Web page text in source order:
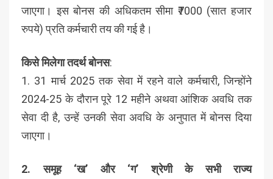
जाएगा। इस बोनस की अधिकतम सीमा ₹7000 (सात हजार
रुपये) प्रति कर्मचारी तय की गई है।
किसे मिलेगा तदर्थ बोनस:
1. 31 मार्च 2025 तक सेवा में रहने वाले कर्मचारी, जिन्होंने
2024-25 के दौरान पूरे 12 महीने अथवा आंशिक अवधि तक
सेवा दी है, उन्हें उनकी सेवा अवधि के अनुपात में बोनस दिया
जाएगा।
2. समूह ‘ख’ और ‘ग’ श्रेणी के सभी राज्य